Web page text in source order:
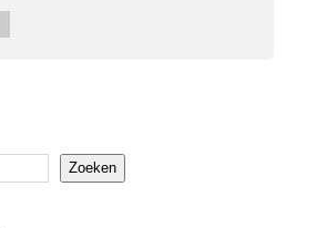
Zoeken